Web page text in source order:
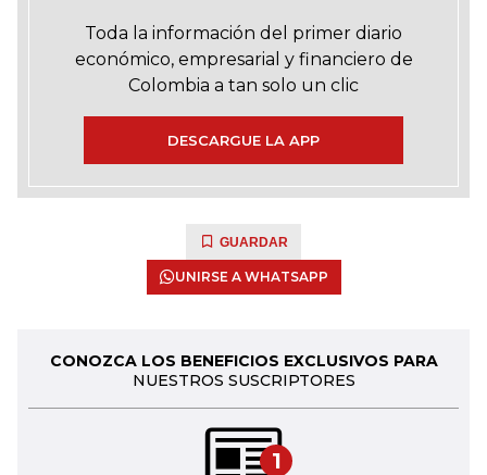
Toda la información del primer diario
económico, empresarial y financiero de
Colombia a tan solo un clic
DESCARGUE LA APP
GUARDAR
UNIRSE A WHATSAPP
CONOZCA LOS BENEFICIOS EXCLUSIVOS PARA
NUESTROS SUSCRIPTORES
1